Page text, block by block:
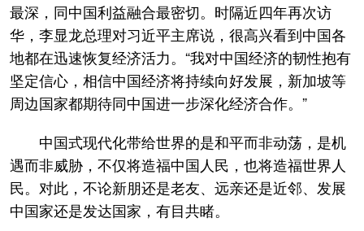
最深，同中国利益融合最密切。时隔近四年再次访
华，李显龙总理对习近平主席说，很高兴看到中国各
地都在迅速恢复经济活力。“我对中国经济的韧性抱有
坚定信心，相信中国经济将持续向好发展，新加坡等
周边国家都期待同中国进一步深化经济合作。”
中国式现代化带给世界的是和平而非动荡，是机
遇而非威胁，不仅将造福中国人民，也将造福世界人
民。对此，不论新朋还是老友、远亲还是近邻、发展
中国家还是发达国家，有目共睹。